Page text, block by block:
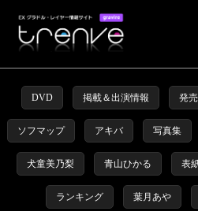
DVD 掲載＆出演情報 発
ソフマップ アキバ 写真集
犬童美乃梨 青山ひかる 表
ランキング 葉月あや